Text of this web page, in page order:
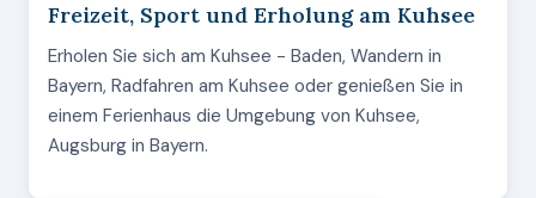
Freizeit, Sport und Erholung am Kuhsee
Erholen Sie sich am Kuhsee - Baden, Wandern in
Bayern, Radfahren am Kuhsee oder genießen Sie in
einem Ferienhaus die Umgebung von Kuhsee,
Augsburg in Bayern.